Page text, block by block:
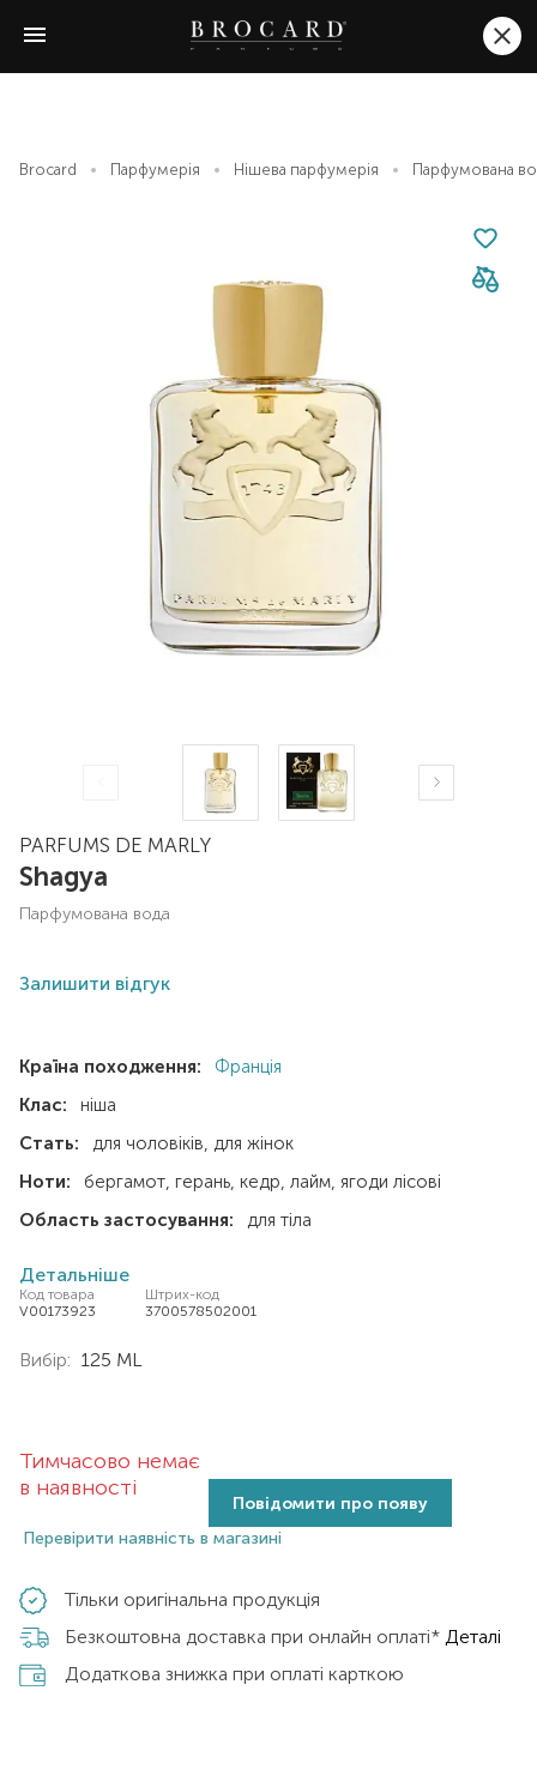
Brocard Парфумерія Нішева парфумерія Парфумована
PARFUMS DE MARLY
Shagya
парфумована вода
Залишити відгук
Країна походження:
Франція
Клас:
ніша
Стать:
для чоловіків для жінок
Ноти:
бергамот герань кедр лайм ягоди лісові
Область застосування:
для тіла
Детальніше
Код товара
V00173923
Штрих-код
3700578502001
Вибір: 125 ML
Тимчасово немає
в наявності
Повідомити про появу
Перевірити наявність в магазині
Тільки оригінальна продукція
Безкоштовна доставка при онлайн оплаті* Деталі
Додаткова знижка при оплаті карткою